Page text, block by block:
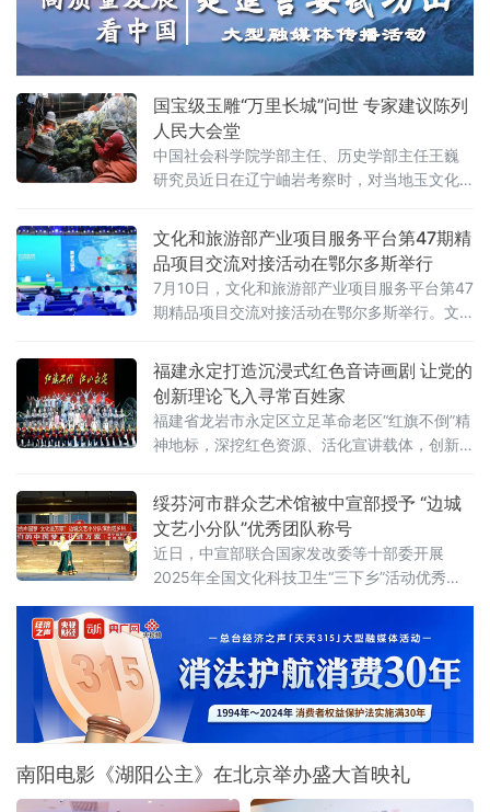
（地）及农垦、森工系统的22支农民球队跨越
山海，齐聚中俄边境名城，以篮球为媒介，展
乡土之魂，奏响“体育赋能乡村、文化点亮乡
国宝级玉雕“万里长城”问世 专家建议陈列
人民大会堂
中国社会科学院学部主任、历史学部主任王巍
研究员近日在辽宁岫岩考察时，对当地玉文化
桐玉文化博物馆期间，王巍仔细观摩了巨型玉
雕作品“万里长城”，详细询问创作历程后，建议
将这件代表当代岫岩玉雕最高水准的国宝级作
品陈列于人民大会堂。王巍指出，该作品将中
华万年玉文化与传统古文明有机交融，生动体
文化和旅游部产业项目服务平台第47期精
品项目交流对接活动在鄂尔多斯举行
7月10日，文化和旅游部产业项目服务平台第47
期精品项目交流对接活动在鄂尔多斯举行。文
旅游厅负责同志出席活动并致辞。文化和旅游
部产业发展司负责同志表示，本次项目对接活
动聚焦存量提质增效，坚持市场导向、创意赋
能的发展思路，通过业态升级、场景再造、功
能重塑、运营创新，深挖地域特色，以金融为
福建永定打造沉浸式红色音诗画剧 让党的
创新理论飞入寻常百姓家
福建省龙岩市永定区立足革命老区“红旗不倒”精
神地标，深挖红色资源、活化宣讲载体，创新
把理论课堂搬上舞台、把道理阐释融入故事，
探索出一条文艺化、场景化、大众化、常态化
的理论宣讲新路径，让党的创新理论真正飞入
寻常百姓家，为推动永定高质量发展凝心聚力
绥芬河市群众艺术馆被中宣部授予 “边城
文艺小分队”优秀团队称号
近日，中宣部联合国家发改委等十部委开展
2025年全国文化科技卫生“三下乡”活动优秀团
优秀团队、100名个人为服务标兵。绥芬河市群
众艺术馆“边城文艺小分队”被评选为优秀团队。
南阳电影《湖阳公主》在北京举办盛大首映礼